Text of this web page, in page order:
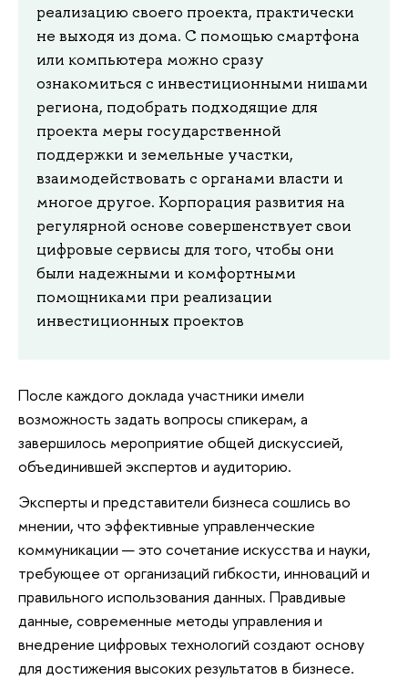
реализацию своего проекта, практически
не выходя из дома. С помощью смартфона
или компьютера можно сразу
ознакомиться с инвестиционными нишами
региона, подобрать подходящие для
проекта меры государственной
поддержки и земельные участки,
взаимодействовать с органами власти и
многое другое. Корпорация развития на
регулярной основе совершенствует свои
цифровые сервисы для того, чтобы они
были надежными и комфортными
помощниками при реализации
инвестиционных проектов
После каждого доклада участники имели
возможность задать вопросы спикерам, а
завершилось мероприятие общей дискуссией,
объединившей экспертов и аудиторию.
Эксперты и представители бизнеса сошлись во
мнении, что эффективные управленческие
коммуникации — это сочетание искусства и науки,
требующее от организаций гибкости, инноваций и
правильного использования данных. Правдивые
данные, современные методы управления и
внедрение цифровых технологий создают основу
для достижения высоких результатов в бизнесе.